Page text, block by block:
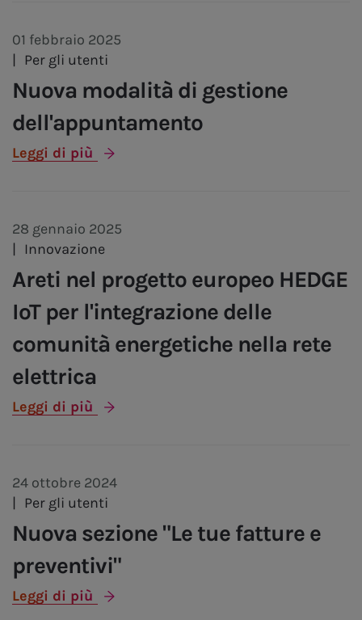
01 febbraio 2025
| Per gli utenti
Nuova modalità di gestione
dell'appuntamento
Leggi di più
28 gennaio 2025
|
Innovazione
Areti nel progetto europeo HEDGE
IoT per l'integrazione delle
comunità energetiche nella rete
elettrica
Leggi di più
24 ottobre 2024
| Per gli utenti
Nuova sezione "Le tue fatture e
preventivi"
Leggi di più